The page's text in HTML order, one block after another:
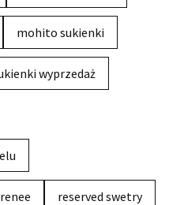
mohito sukienki
wyprzedaż
renee reserved swetry